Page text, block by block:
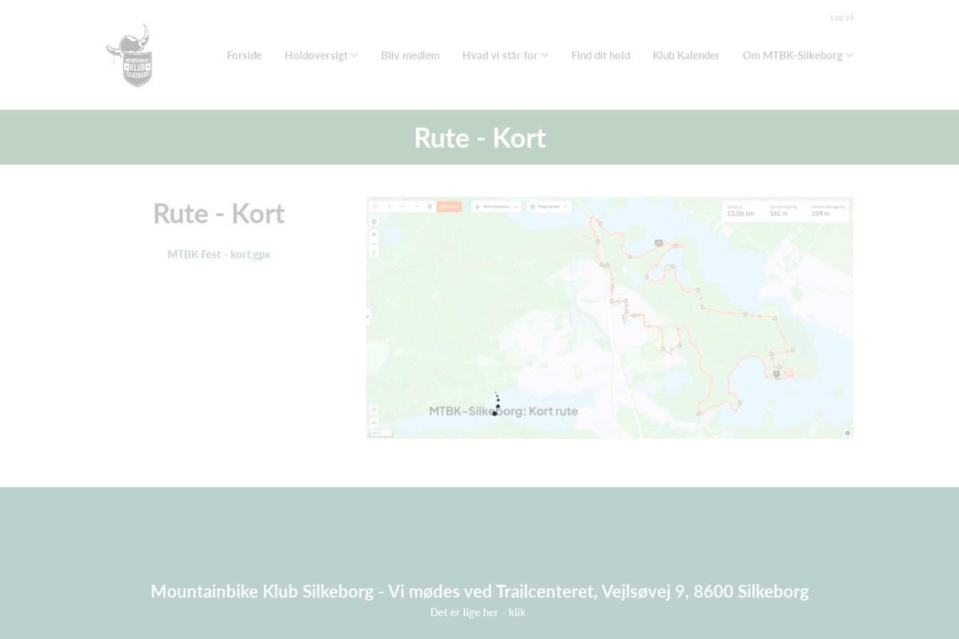
Log på
Forside Holdoversigt Bliv medlem Hvad vi står for Find dit hold Klub Kalender Om MTBK-Silkeborg
Rute - Kort
Rute - Kort
MTBK Fest - kort.gpx
Mountainbike Klub Silkeborg - Vi mødes ved Trailcenteret, Vejlsøvej 9, 8600 Silkeborg
Det er lige her - klik